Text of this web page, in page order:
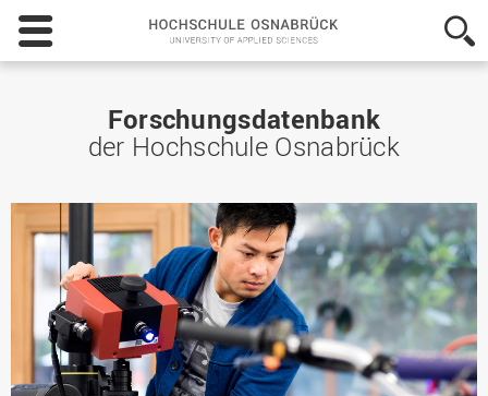
Hochschule
Osnabrück
-
Applied
Sciences
Forschungsdatenbank
der Hochschule Osnabrück